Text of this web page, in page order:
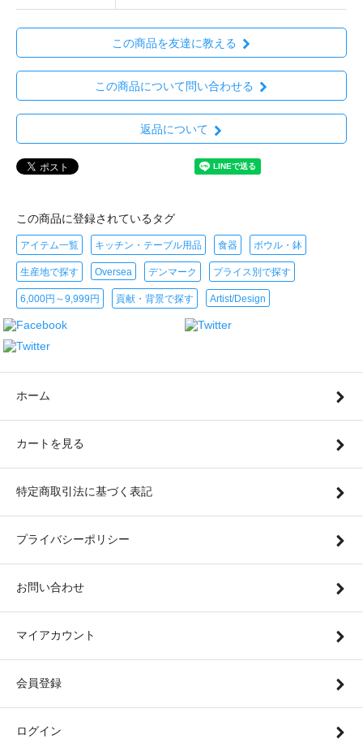
この商品を友達に教える
この商品について問い合わせる
返品について
この商品に登録されているタグ
アイテム一覧 キッチン・テーブル用品 食器 ボウル・鉢
生産地で探す Oversea デンマーク プライス別で探す
6,000円～9,999円 貢献・背景で探す Artist/Design
ホーム
カートを見る
特定商取引法に基づく表記
プライバシーポリシー
お問い合わせ
マイアカウント
会員登録
ログイン